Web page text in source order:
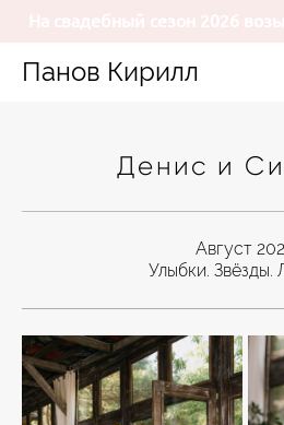
Панов Кирилл
Денис и
Август
Улыбки. Звёзды.